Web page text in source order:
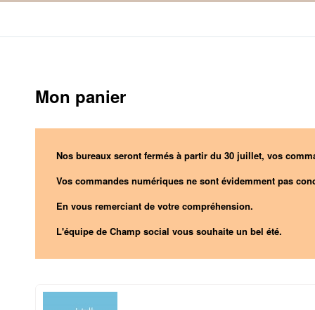
Mon panier
Nos bureaux seront fermés à partir du 30 juillet, vos
Vos commandes numériques ne sont évidemment pas
En vous remerciant de votre compréhension.
L'équipe de Champ social vous souhaite un bel été.